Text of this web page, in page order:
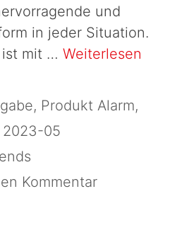
und
in jeder Situation.
ist mit … Weiterlesen
, Produkt Alarm,
2023-05
Kommentar